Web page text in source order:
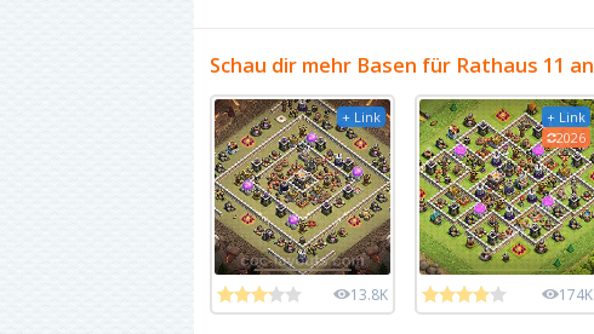
Schau dir mehr Basen für Rathaus 11 an
+ Link
13.8K
+ Link
2026
174K